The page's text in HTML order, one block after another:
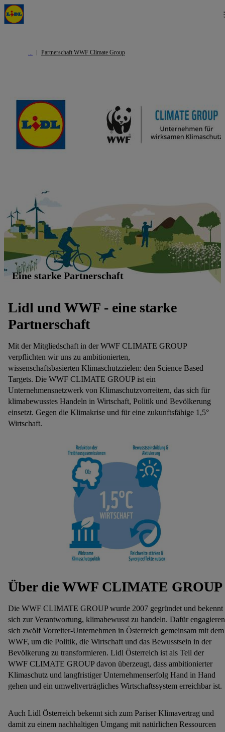
Partnerschaft WWF Climate Group
Eine starke Partnerschaft
Lidl und WWF - eine starke
Partnerschaft
Mit der Mitgliedschaft in der WWF CLIMATE GROUP
verpflichten wir uns zu ambitionierten,
wissenschaftsbasierten Klimaschutzzielen: den Science Based
Targets. Die WWF CLIMATE GROUP ist ein
Unternehmensnetzwerk von Klimaschutzvorreitern, das sich für
klimabewusstes Handeln in Wirtschaft, Politik und Bevölkerung
einsetzt. Gegen die Klimakrise und für eine zukunftsfähige 1,5°
Wirtschaft.
Über die WWF CLIMATE GROUP
Die WWF CLIMATE GROUP wurde 2007 gegründet und bekennt
sich zur Verantwortung, klimabewusst zu handeln. Dafür engagieren
sich zwölf Vorreiter-Unternehmen in Österreich gemeinsam mit dem
WWF, um die Politik, die Wirtschaft und das Bewusstsein in der
Bevölkerung zu transformieren. Lidl Österreich ist als Teil der
WWF CLIMATE GROUP davon überzeugt, dass ambitionierter
Klimaschutz und langfristiger Unternehmenserfolg Hand in Hand
gehen und ein umweltverträgliches Wirtschaftssystem erreichbar ist.
Auch Lidl Österreich bekennt sich zum Pariser Klimavertrag und
damit zu einem nachhaltigen Umgang mit natürlichen Ressourcen